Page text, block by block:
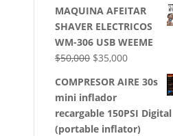
original
era:
$32,500.
actual
es:
$28,000.
MAQUINA AFEITAR
SHAVER ELECTRICOS
WM-306 USB WEEME
$50,000 El
original
era:
$50,000.
$35,000El
actual
$35,000.
COMPRESOR AIRE 30s
mini inflador
recargable 150PSI Digital
(portable inflator)